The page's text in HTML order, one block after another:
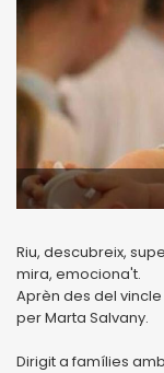
Riu, descubreix,
mira, emociona't.
Aprèn des del
per Marta Salvany.
Dirigit a famílies